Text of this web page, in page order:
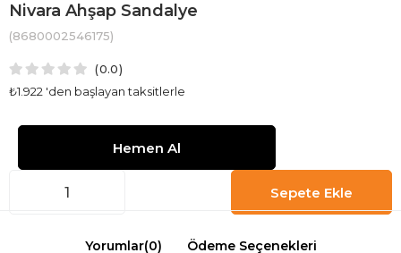
Nivara Ahşap Sandalye
(8680002546175)
0.0
₺1.922 'den başlayan taksitlerle
Yorumlar(0) Ödeme Seçenekleri